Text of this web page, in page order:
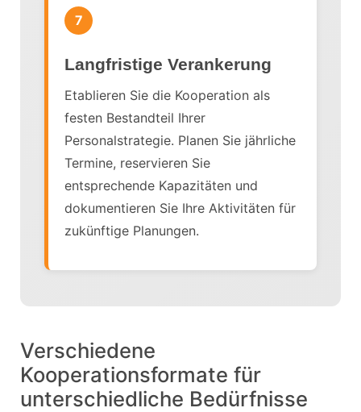
7
Langfristige Verankerung
Etablieren Sie die Kooperation als
festen Bestandteil Ihrer
Personalstrategie. Planen Sie jährliche
Termine, reservieren Sie
entsprechende Kapazitäten und
dokumentieren Sie Ihre Aktivitäten für
zukünftige Planungen.
Verschiedene
Kooperationsformate für
unterschiedliche Bedürfnisse